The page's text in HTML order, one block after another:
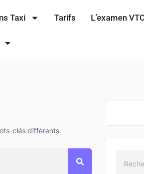
Taxi Tarifs L’examen
clés différents.